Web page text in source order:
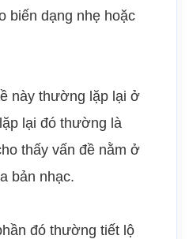
biến dạng nhẹ hoặc
này thường lặp lại ở
lại đó thường là
thấy vấn đề nằm ở
bản nhạc.
đó thường tiết lộ